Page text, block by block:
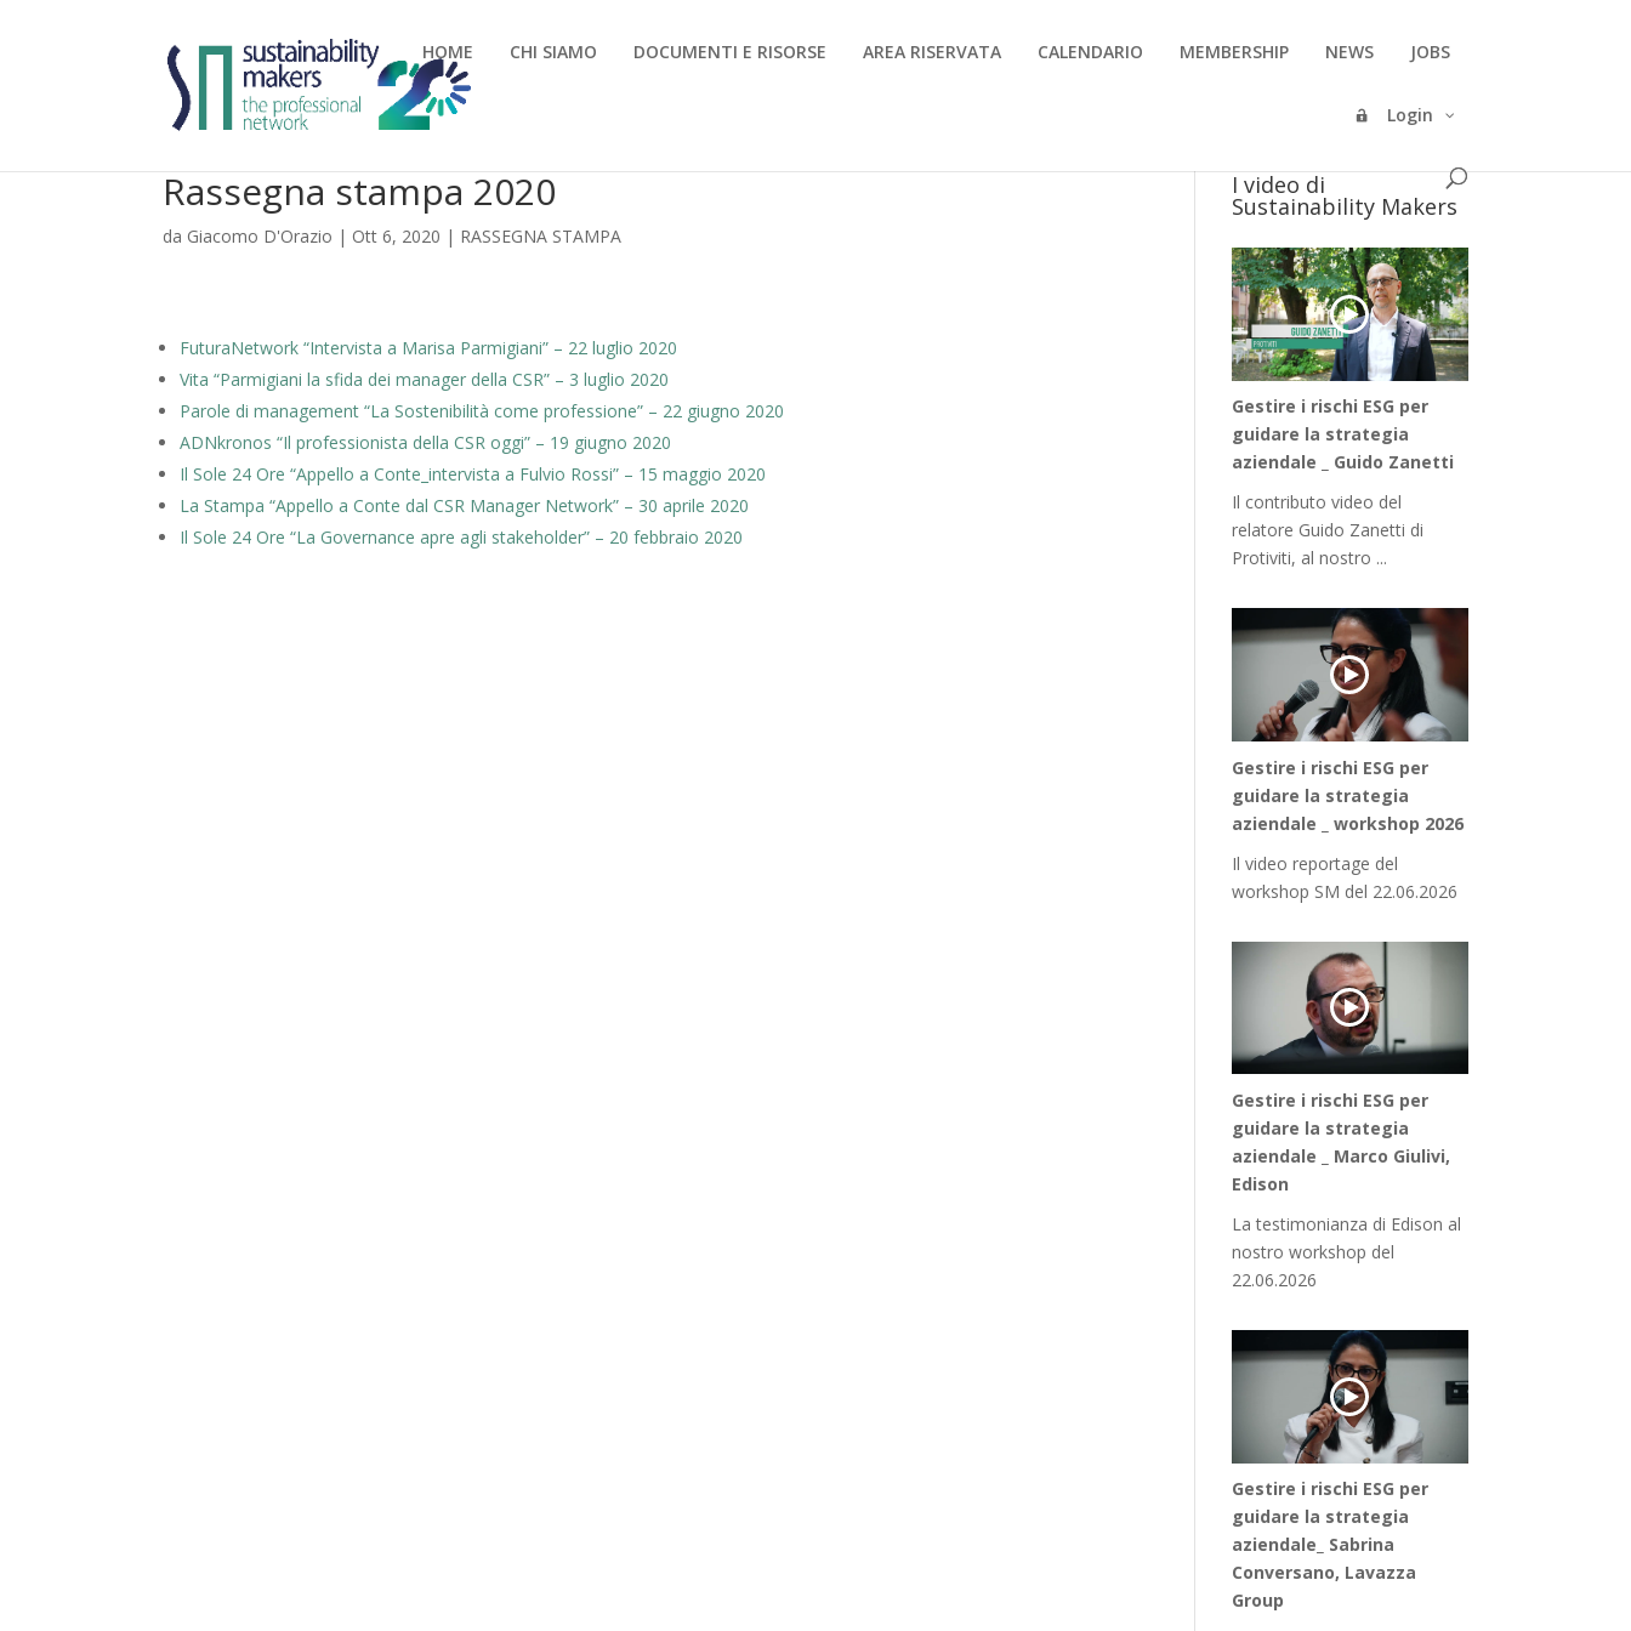
HOME CHI SIAMO DOCUMENTI E RISORSE AREA RISERVATA CALENDARIO MEMBERSHIP NEWS JOBS
Login
Rassegna stampa 2020
da Giacomo D'Orazio | Ott 6, 2020 | RASSEGNA STAMPA
FuturaNetwork “Intervista a Marisa Parmigiani” – 22 luglio 2020
Vita “Parmigiani la sfida dei manager della CSR” – 3 luglio 2020
Parole di management “La Sostenibilità come professione” – 22 giugno 2020
ADNkronos “Il professionista della CSR oggi” – 19 giugno 2020
Il Sole 24 Ore “Appello a Conte_intervista a Fulvio Rossi” – 15 maggio 2020
La Stampa “Appello a Conte dal CSR Manager Network” – 30 aprile 2020
Il Sole 24 Ore “La Governance apre agli stakeholder” – 20 febbraio 2020
I video di
Sustainability Makers
Gestire i rischi ESG per
guidare la strategia
aziendale _ Guido Zanetti
Il contributo video del
relatore Guido Zanetti di
Protiviti, al nostro ...
Gestire i rischi ESG per
guidare la strategia
aziendale _ workshop 2026
Il video reportage del
workshop SM del 22.06.2026
Gestire i rischi ESG per
guidare la strategia
aziendale _ Marco Giulivi,
Edison
La testimonianza di Edison al
nostro workshop del
22.06.2026
Gestire i rischi ESG per
guidare la strategia
aziendale_ Sabrina
Conversano, Lavazza
Group